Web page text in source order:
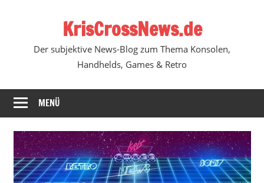
KrisCrossNews.de
Der subjektive News-Blog zum Thema Konsolen,
Handhelds, Games & Retro
MENÜ